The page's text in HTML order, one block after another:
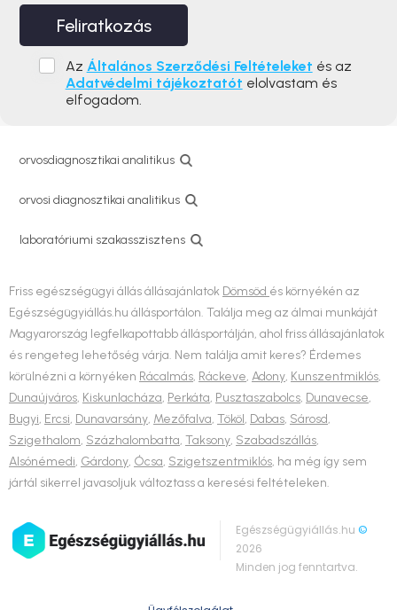
Feliratkozás
Az Általános Szerződési Feltételeket és az
Adatvédelmi tájékoztatót elolvastam és
elfogadom.
orvosdiagnosztikai analitikus
orvosi diagnosztikai analitikus
laboratóriumi szakasszisztens
Friss egészségügyi állás állásajánlatok Dömsöd és környékén az
Egészségügyiállás.hu állásportálon. Találja meg az álmai munkáját
Magyarország legfelkapottabb állásportálján, ahol friss állásajánlatok
és rengeteg lehetőség várja. Nem találja amit keres? Érdemes
körülnézni a környéken Rácalmás, Ráckeve, Adony, Kunszentmiklós,
Dunaújváros, Kiskunlacháza, Perkáta, Pusztaszabolcs, Dunavecse,
Bugyi, Ercsi, Dunavarsány, Mezőfalva, Tököl, Dabas, Sárosd,
Szigethalom, Százhalombatta, Taksony, Szabadszállás,
Alsónémedi, Gárdony, Ócsa, Szigetszentmiklós, ha még így sem
jártál sikerrel javasoljuk változtass a keresési feltételeken.
Egészségügyiállás.hu©
2026
Minden jog fenntartva.